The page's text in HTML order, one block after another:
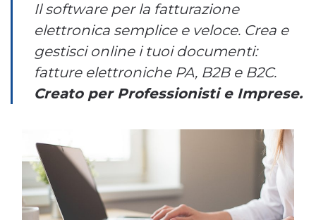
Il software per la fatturazione
elettronica semplice e veloce. Crea e
gestisci online i tuoi documenti:
fatture elettroniche PA, B2B e B2C.
Creato per Professionisti e Imprese.